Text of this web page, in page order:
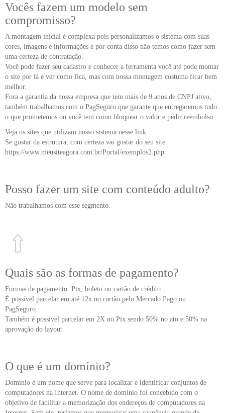
Vocês fazem um modelo sem
compromisso?
A montagem inicial é complexa pois personalizamos o sistema com suas
cores, imagens e informações e por conta disso não temos como fazer sem
uma certeza de contratação.
Você pode fazer seu cadastro e conhecer a ferramenta você até pode montar
o site por lá e ver como fica, mas com nossa montagem costuma ficar bem
melhor.
Fora a garantia da nossa empresa que tem mais de 9 anos de CNPJ ativo,
também trabalhamos com o PagSeguro que garante que entregaremos tudo
o que prometemos ou você tem como bloquear o valor e pedir reembolso.
Veja os sites que utilizam nosso sistema nesse link:
Se gostar da estrutura, com certeza vai gostar do seu site:
https://www.meusiteagora.com.br/Portal/exemplos2.php
Posso fazer um site com conteúdo adulto?
Não trabalhamos com esse segmento.
Quais são as formas de pagamento?
Formas de pagamento: Pix, boleto ou cartão de crédito.
É possível parcelar em até 12x no cartão pelo Mercado Pago ou
PagSeguro.
Também é possível parcelar em 2X no Pix sendo 50% no ato e 50% na
aprovação do layout.
O que é um domínio?
Domínio é um nome que serve para localizar e identificar conjuntos de
computadores na Internet. O nome de domínio foi concebido com o
objetivo de facilitar a memorização dos endereços de computadores na